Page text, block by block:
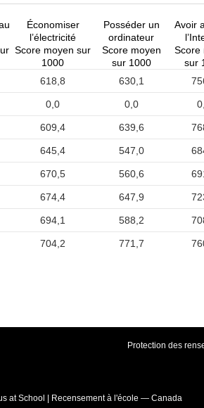
Économiser
l’électricité
Posséder un
ordinateur
Avoir
Score moyen sur
1000
Score moyen
sur 1000
Score
sur
618,8 630,1
0,0 0,0
609,4 639,6
645,4 547,0
670,5 560,6
674,4 647,9
694,1 588,2
704,2 771,7
Protection des
at School | Recensement à l'école — Canada